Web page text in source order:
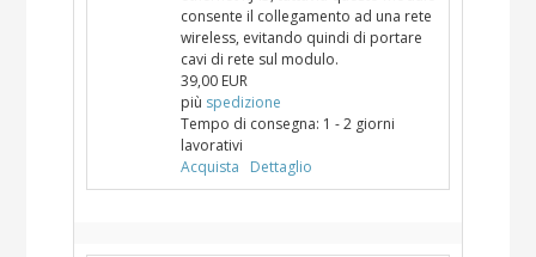
consente il collegamento ad una rete
wireless, evitando quindi di portare
cavi di rete sul modulo.
39,00 EUR
più spedizione
Tempo di consegna: 1 - 2 giorni
lavorativi
Acquista
Dettaglio